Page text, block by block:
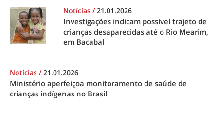
Notícias /21.01.2026
Investigações indicam possível trajeto de
crianças desaparecidas até o Rio Mearim,
em Bacabal
Notícias /21.01.2026
Ministério aperfeiçoa monitoramento de saúde de
crianças indígenas no Brasil